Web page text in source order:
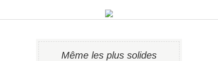
Même les plus solides